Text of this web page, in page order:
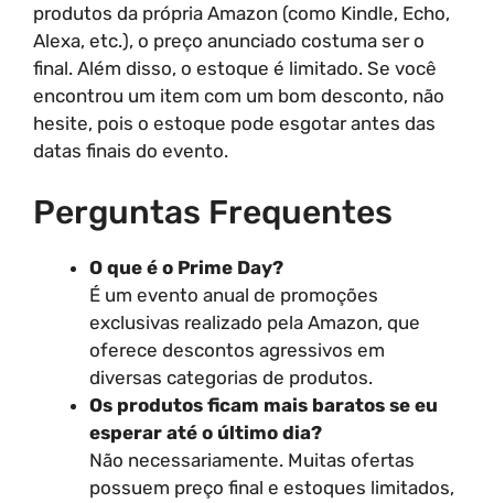
produtos da própria Amazon (como Kindle, Echo,
Alexa, etc.), o preço anunciado costuma ser o
final. Além disso, o estoque é limitado. Se você
encontrou um item com um bom desconto, não
hesite, pois o estoque pode esgotar antes das
datas finais do evento.
Perguntas Frequentes
O que é o Prime Day?
É um evento anual de promoções
exclusivas realizado pela Amazon, que
oferece descontos agressivos em
diversas categorias de produtos.
Os produtos ficam mais baratos se eu
esperar até o último dia?
Não necessariamente. Muitas ofertas
possuem preço final e estoques limitados,